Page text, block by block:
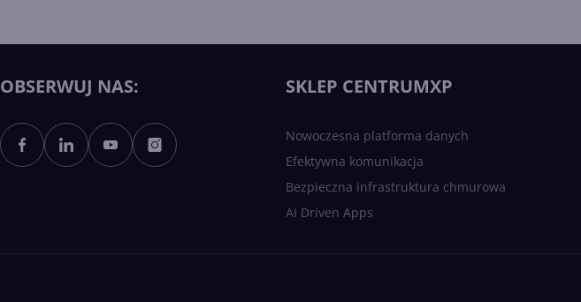
OBSERWUJ NAS: SKLEP CENTRUMXP
Nowoczesna platforma danych
Efektywna komunikacja
Bezpieczna infrastruktura chmurowa
AI Driven Apps